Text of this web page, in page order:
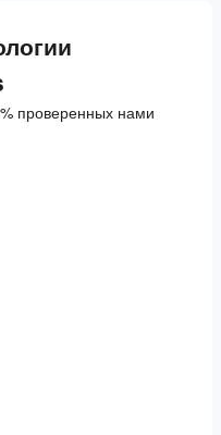
проверенных нами